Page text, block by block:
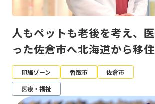
人もペットも老後を考え、
った佐倉市へ北海道から移住
印旛ゾーン 香取市
佐倉市
医療・福祉